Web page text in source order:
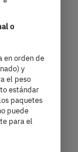
ciudad, el
realmente
o
en orden de
y
el peso
estándar
paquetes
puede
para el